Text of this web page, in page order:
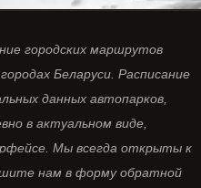
городских маршрутов
Беларуси. Расписание
данных автопарков,
в актуальном виде,
Мы всегда открыты к
нам в форму обратной